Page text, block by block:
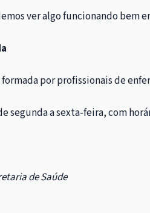
ver algo funcionando bem
formada por profissionais de
segunda a sexta-feira, com
de Saúde